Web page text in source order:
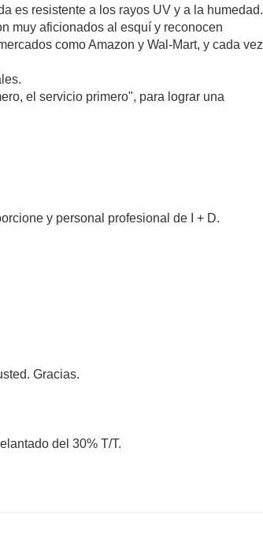
es resistente a los rayos UV y a la humedad.
muy aficionados al esquí y reconocen
como Amazon y Wal-Mart, y cada vez
el servicio primero", para lograr una
y personal profesional de I + D.
Gracias.
del 30% T/T.